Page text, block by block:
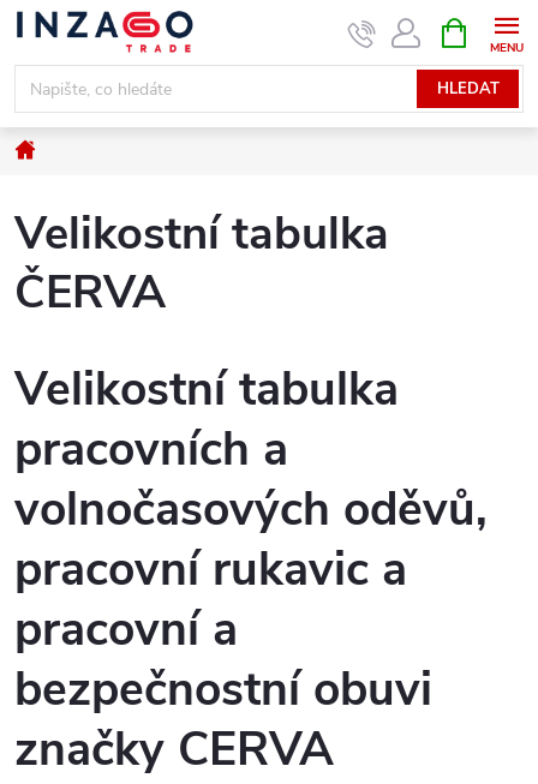
Přejít
obsah
HLEDAT
NÁKUPNÍ
KOŠÍK
Domů
Velikostní tabulka
ČERVA
Velikostní tabulka
pracovních a
volnočasových oděvů,
pracovní rukavic a
pracovní a
bezpečnostní obuvi
značky CERVA